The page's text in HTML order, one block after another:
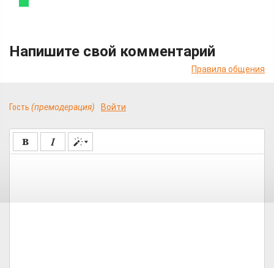
Напишите свой комментарий
Правила общения
Гость (премодерация) Войти